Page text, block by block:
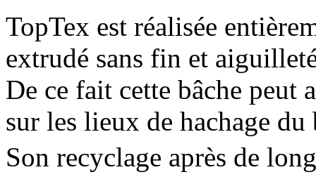
TopTex est réalisée
extrudé sans fin et
De ce fait cette bâche peut
sur les lieux de hachage
Son recyclage après de